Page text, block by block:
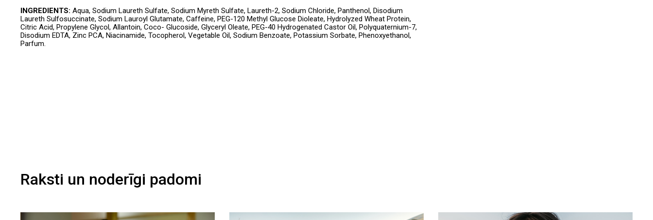
INGREDIENTS: Aqua, Sodium Laureth Sulfate, Sodium Myreth Sulfate, Laureth-2, Sodium Chloride, Panthenol, Disodium
Laureth Sulfosuccinate, Sodium Lauroyl Glutamate, Caffeine, PEG-120 Methyl Glucose Dioleate, Hydrolyzed Wheat Protein,
Citric Acid, Propylene Glycol, Allantoin, Coco- Glucoside, Glyceryl Oleate, PEG-40 Hydrogenated Castor Oil, Polyquaternium-7,
Disodium EDTA, Zinc PCA, Niacinamide, Tocopherol, Vegetable Oil, Sodium Benzoate, Potassium Sorbate, Phenoxyethanol,
Parfum.
Raksti un noderīgi padomi